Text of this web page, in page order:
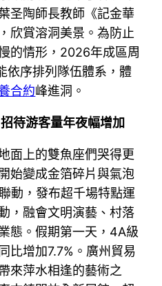
圣陶師長教師《記金華
欣賞溶洞美景。為防止
的情形，2026年成區周
依序排列隊伍體系，體
合約峰進洞。
待游客量年夜幅增加
面上的雙魚座們哭得更
始變成金箔碎片與氣泡
動，發布超千場特點運
，融會文明演藝、村落
態。假期第一天，4A級
比增加7.7%。廣州貿易
來萍水相逢的藝術之